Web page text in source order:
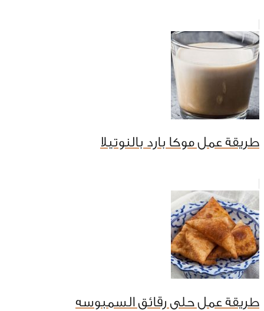
طريقة عمل موكا بارد بالنوتيلا
طريقة عمل حلى رقائق السمبوسه